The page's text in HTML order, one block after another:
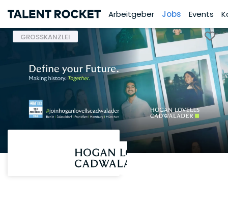
Arbeitgeber Jobs Events
GROSSKANZLEI